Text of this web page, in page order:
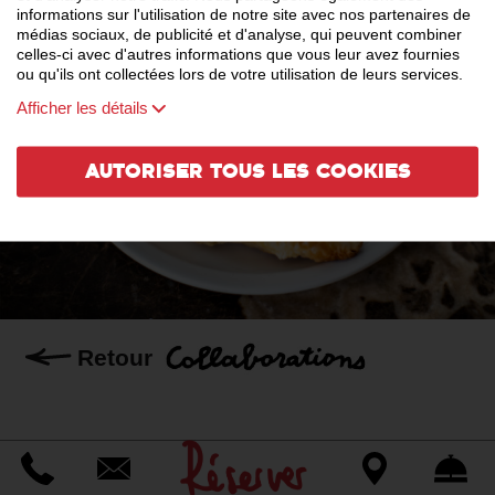
informations sur l'utilisation de notre site avec nos partenaires de
médias sociaux, de publicité et d'analyse, qui peuvent combiner
celles-ci avec d'autres informations que vous leur avez fournies
ou qu'ils ont collectées lors de votre utilisation de leurs services.
Afficher les détails
Autoriser tous les cookies
Retour